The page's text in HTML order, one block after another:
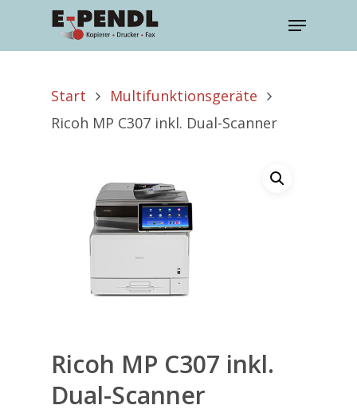
Start
Multifunktionsgeräte
Ricoh MP C307 inkl. Dual-Scanner
Ricoh MP C307 inkl.
Dual-Scanner